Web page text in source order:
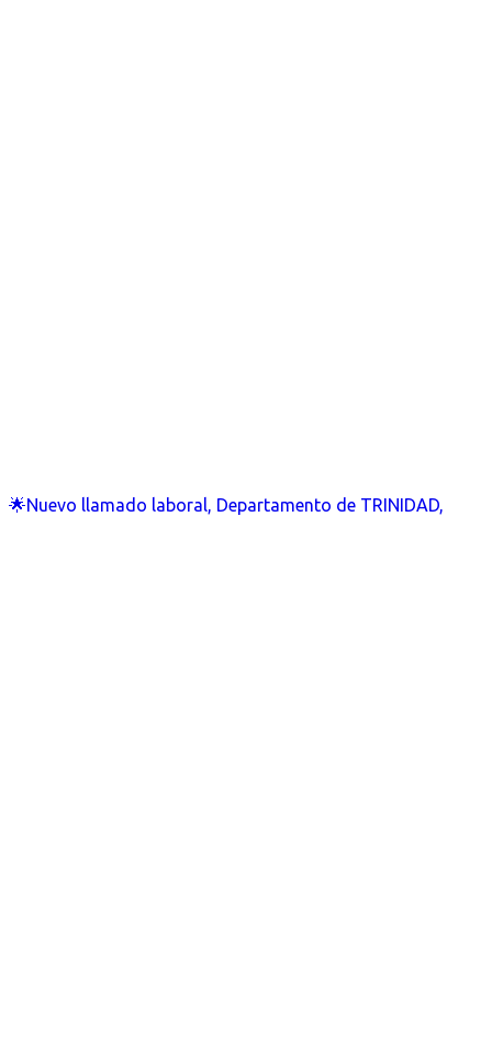
🌟Nuevo llamado laboral, Departamento de TRINIDAD,